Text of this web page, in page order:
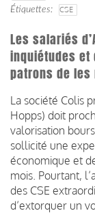
Étiquettes
CSE
Les salariés
inquiétudes et
patrons de
La société Colis
Hopps) doit
valorisation
sollicité une
économique et
mois. Pourtant,
des CSE
d’extorquer un